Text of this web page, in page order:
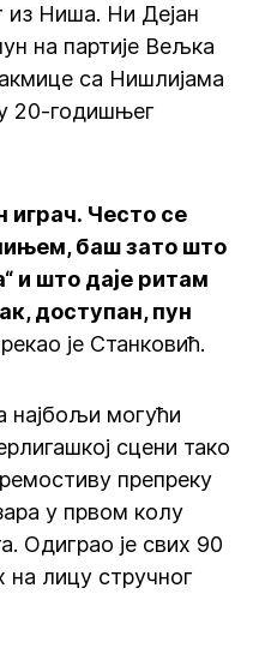
из Ниша. Ни Дејан
на партије Вељка
са Нишлијама
20-годишњег
играч. Често се
баш зато што
и што даје ритам
доступан, пун
рекао је Станковић.
најбољи могући
сцени тако
препреку
у првом колу
Одиграо је свих 90
лицу стручног